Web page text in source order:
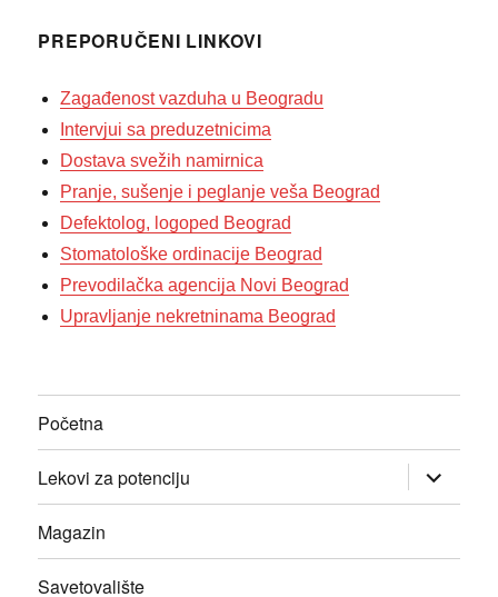
PREPORUČENI LINKOVI
Zagađenost vazduha u Beogradu
Intervjui sa preduzetnicima
Dostava svežih namirnica
Pranje, sušenje i peglanje veša Beograd
Defektolog, logoped Beograd
Stomatološke ordinacije Beograd
Prevodilačka agencija Novi Beograd
Upravljanje nekretninama Beograd
Početna
Lekovi za potenciju
прошири
изборник
дете
Magazin
Savetovalište